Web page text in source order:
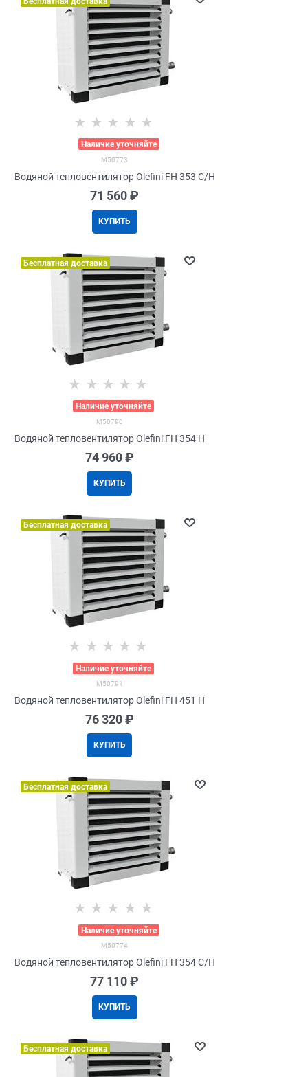
Наличие уточняйте
M50773
Водяной тепловентилятор Olefini FH 353 C/H
71 560 ₽
КУПИТЬ
Бесплатная доставка
Наличие уточняйте
M50790
Водяной тепловентилятор Olefini FH 354 H
74 960 ₽
КУПИТЬ
Бесплатная доставка
Наличие уточняйте
M50791
Водяной тепловентилятор Olefini FH 451 H
76 320 ₽
КУПИТЬ
Бесплатная доставка
Наличие уточняйте
M50774
Водяной тепловентилятор Olefini FH 354 C/H
77 110 ₽
КУПИТЬ
Бесплатная доставка